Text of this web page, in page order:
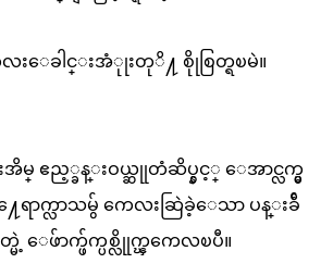
ေခါင္းအံုုးတုိ႔ စိုုစြတ္ရၿမဲ။
ဧည့္ခန္းဝယ္ဆုုတံဆိပ္နွင့္ ေအာင္လက္မွ
ေရာက္လာသမွ် ကေလးဆြဲခဲ့ေသာ ပန္းခ်ီ
ေဖ်ာက္ဖ်က္ပစ္လိုုက္ၾကေလၿပီ။